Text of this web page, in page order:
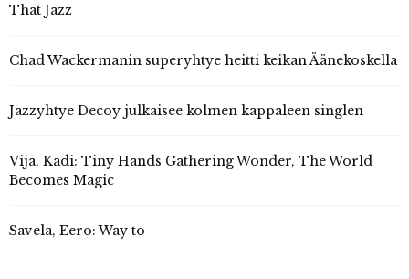
That Jazz
Chad Wackermanin superyhtye heitti keikan Äänekoskella
Jazzyhtye Decoy julkaisee kolmen kappaleen singlen
Vija, Kadi: Tiny Hands Gathering Wonder, The World
Becomes Magic
Savela, Eero: Way to